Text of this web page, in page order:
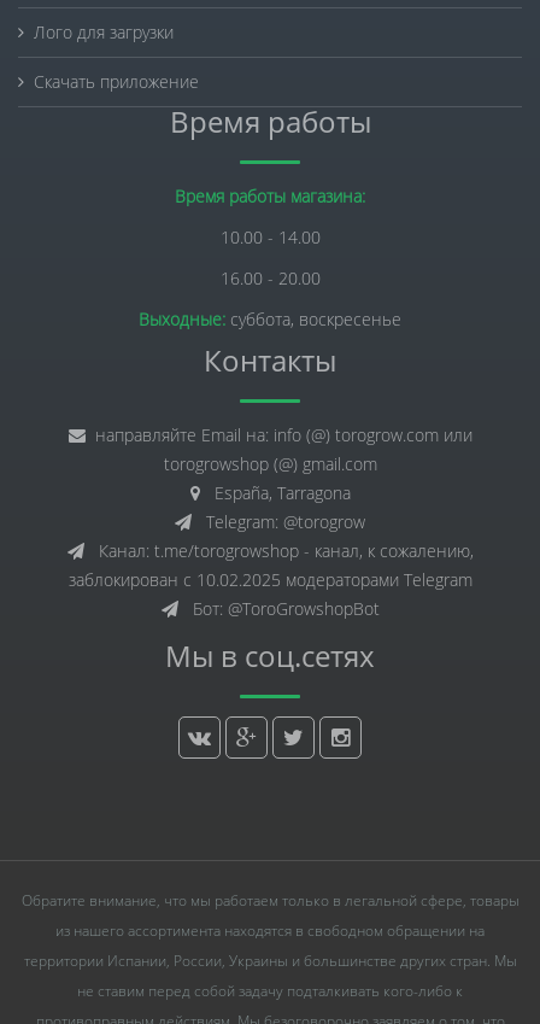
Лого для загрузки
Скачать приложение
Время работы
Время работы магазина:
10.00 - 14.00
16.00 - 20.00
Выходные: суббота, воскресенье
Контакты
направляйте Email на: info (@) torogrow.com или
torogrowshop (@) gmail.com
España, Tarragona
Telegram: @torogrow
Канал: t.me/torogrowshop - канал, к сожалению,
заблокирован с 10.02.2025 модераторами Telegram
Бот: @ToroGrowshopBot
Мы в соц.сетях
Обратите внимание, что мы работаем только в легальной сфере, товары
из нашего ассортимента находятся в свободном обращении на
территории Испании, России, Украины и большинстве других стран. Мы
не ставим перед собой задачу подталкивать кого-либо к